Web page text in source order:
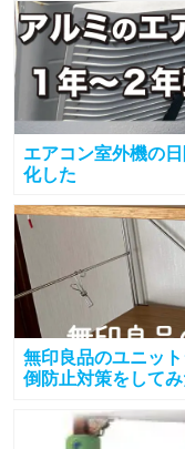
エアコン室外機の
化した
無印良品のユニッ
倒防止対策をしてみ